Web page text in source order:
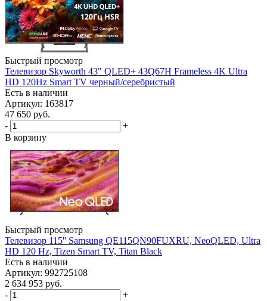
Быстрый просмотр
Телевизор Skyworth 43" QLED+ 43Q67H Frameless 4K Ultra
HD 120Hz Smart TV черный/серебристый
Есть в наличии
Артикул: 163817
47 650 руб.
-
+
В корзину
Быстрый просмотр
Телевизор 115'' Samsung QE115QN90FUXRU, NeoQLED, Ultra
HD 120 Hz, Tizen Smart TV, Titan Black
Есть в наличии
Артикул: 992725108
2 634 953 руб.
-
+